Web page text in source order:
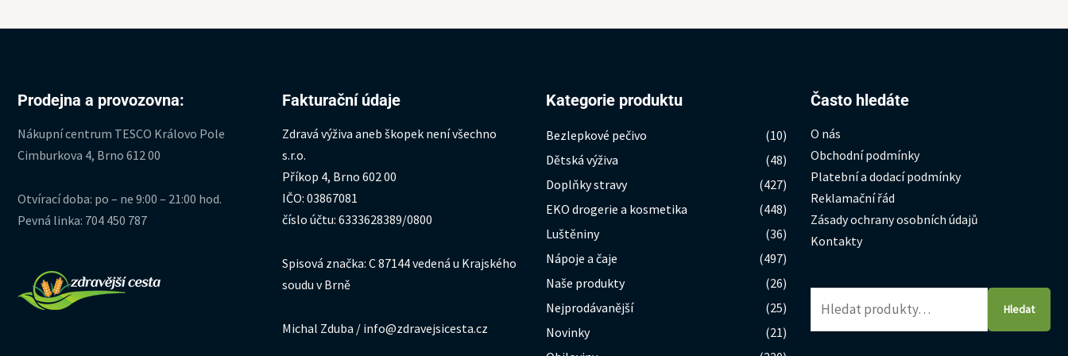
Prodejna a provozovna:
Nákupní centrum TESCO Královo Pole
Cimburkova 4, Brno 612 00
Otvírací doba: po – ne 9:00 – 21:00 hod.
Pevná linka: 704 450 787
Fakturační údaje
Zdravá výživa aneb škopek není všechno
s.r.o.
Příkop 4, Brno 602 00
IČO: 03867081
číslo účtu: 6333628389/0800
Spisová značka: C 87144 vedená u Krajského
soudu v Brně
Michal Zduba / info@zdravejsicesta.cz
Kategorie produktu
Bezlepkové pečivo
(10)
Dětská výživa
(48)
Doplňky stravy
(427)
EKO drogerie a kosmetika
(448)
Luštěniny
(36)
Nápoje a čaje
(497)
Naše produkty
(26)
Nejprodávanější
(25)
Novinky
(21)
Často hledáte
O nás
Obchodní podmínky
Platební a dodací podmínky
Reklamační řád
Zásady ochrany osobních údajů
Kontakty
Hledat:
Hledat